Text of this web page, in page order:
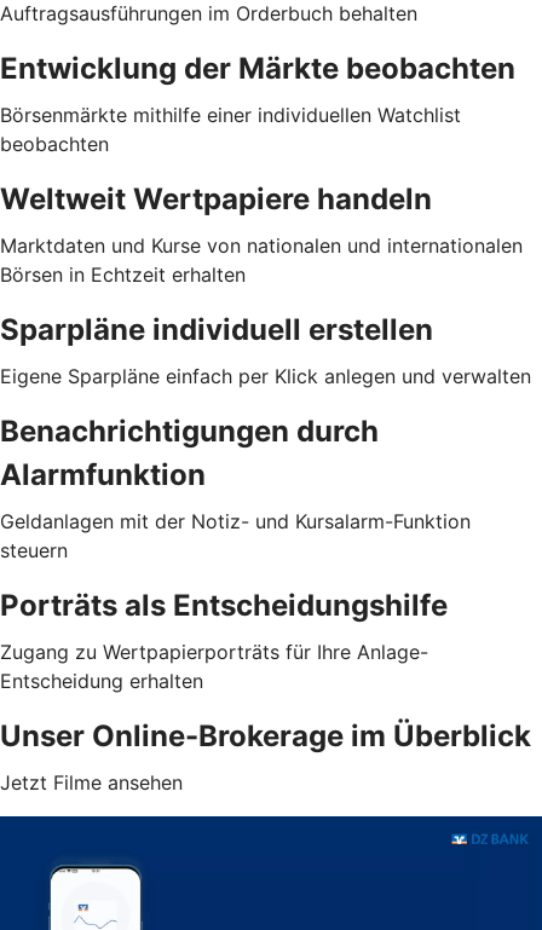
Auftragsausführungen im Orderbuch behalten
Entwicklung der Märkte beobachten
Börsenmärkte mithilfe einer individuellen Watchlist
beobachten
Weltweit Wertpapiere handeln
Marktdaten und Kurse von nationalen und internationalen
Börsen in Echtzeit erhalten
Sparpläne individuell erstellen
Eigene Sparpläne einfach per Klick anlegen und verwalten
Benachrichtigungen durch
Alarmfunktion
Geldanlagen mit der Notiz- und Kursalarm-Funktion
steuern
Porträts als Entscheidungshilfe
Zugang zu Wertpapierporträts für Ihre Anlage-
Entscheidung erhalten
Unser Online-Brokerage im Überblick
Jetzt Filme ansehen